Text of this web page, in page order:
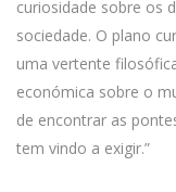
curiosidade sobre os
sociedade. O plano
uma vertente
económica sobre o
de encontrar as
tem vindo a exigir.”